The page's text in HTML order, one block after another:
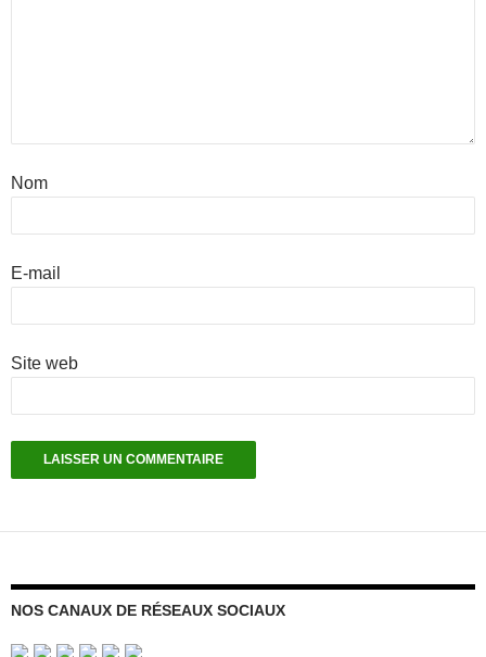
Nom
E-mail
Site web
NOS CANAUX DE RÉSEAUX SOCIAUX